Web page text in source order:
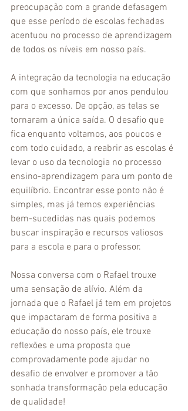
preocupação com a grande defasagem
que esse período de escolas fechadas
acentuou no processo de aprendizagem
de todos os níveis em nosso país.
A integração da tecnologia na educação
com que sonhamos por anos pendulou
para o excesso. De opção, as telas se
tornaram a única saída. O desafio que
fica enquanto voltamos, aos poucos e
com todo cuidado, a reabrir as escolas é
levar o uso da tecnologia no processo
ensino-aprendizagem para um ponto de
equilíbrio. Encontrar esse ponto não é
simples, mas já temos experiências
bem-sucedidas nas quais podemos
buscar inspiração e recursos valiosos
para a escola e para o professor.
Nossa conversa com o Rafael trouxe
uma sensação de alívio. Além da
jornada que o Rafael já tem em projetos
que impactaram de forma positiva a
educação do nosso país, ele trouxe
reflexões e uma proposta que
comprovadamente pode ajudar no
desafio de envolver e promover a tão
sonhada transformação pela educação
de qualidade!